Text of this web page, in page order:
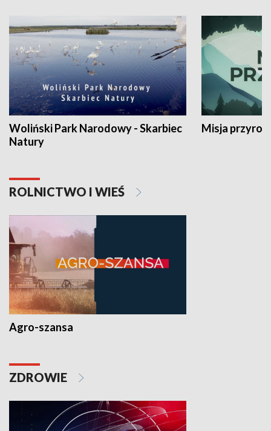
Woliński Park Narodowy - Skarbiec
Natury
Misja
ROLNICTWO I WIEŚ
Agro-szansa
ZDROWIE